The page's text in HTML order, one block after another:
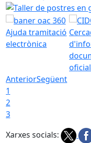
Ajuda tramitació
electrònica
AnteriorSegüent
1
2
3
Xarxes socials: